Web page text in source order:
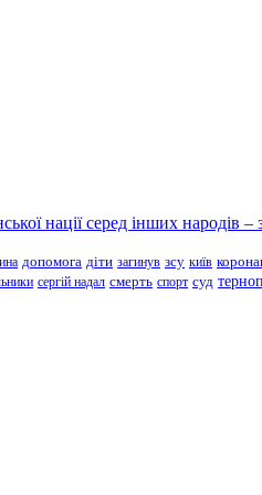
нації серед інших народів –
допомога діти загинув зсу київ
сергій надал смерть спорт суд